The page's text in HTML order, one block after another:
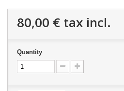
80,00 € tax incl.
Quantity